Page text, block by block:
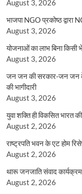
August 3, 2026
भाजपा NGO प्रकोष्ठ
August 3, 2026
योजनाओं का लाभ बिना किसी
August 3, 2026
जन जन की सरकार-जन जन के
की भागीदारी
August 3, 2026
युवा शक्ति ही विकसित भारत
August 2, 2026
राष्ट्रपति भवन के एट होम
August 2, 2026
थारू जनजाति संवाद
August 2, 2026